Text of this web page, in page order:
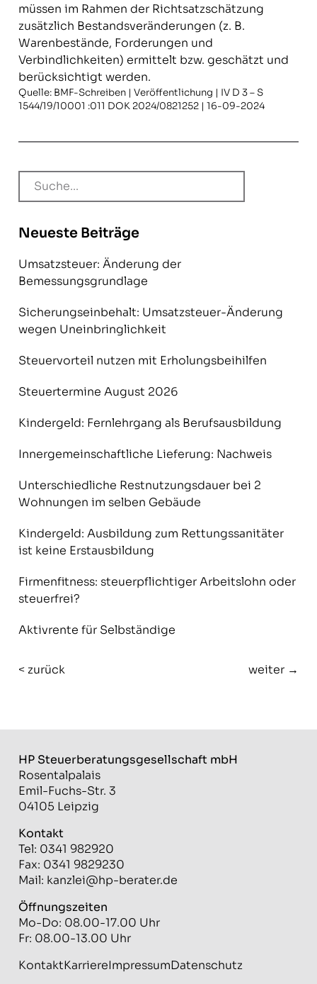
müssen im Rahmen der Richtsatzschätzung
zusätzlich Bestandsveränderungen (z. B.
Warenbestände, Forderungen und
Verbindlichkeiten) ermittelt bzw. geschätzt und
berücksichtigt werden.
Quelle: BMF-Schreiben | Veröffentlichung | IV D 3 – S
1544/19/10001 :011 DOK 2024/0821252 | 16-09-2024
Neueste Beiträge
Umsatzsteuer: Änderung der
Bemessungsgrundlage
Sicherungseinbehalt: Umsatzsteuer-Änderung
wegen Uneinbringlichkeit
Steuervorteil nutzen mit Erholungsbeihilfen
Steuertermine August 2026
Kindergeld: Fernlehrgang als Berufsausbildung
Innergemeinschaftliche Lieferung: Nachweis
Unterschiedliche Restnutzungsdauer bei 2
Wohnungen im selben Gebäude
Kindergeld: Ausbildung zum Rettungssanitäter
ist keine Erstausbildung
Firmenfitness: steuerpflichtiger Arbeitslohn oder
steuerfrei?
Aktivrente für Selbständige
< zurück weiter →
HP Steuerberatungs­gesellschaft mbH
Rosentalpalais
Emil-Fuchs-Str. 3
04105 Leipzig
Kontakt
Tel: 0341 982920
Fax: 0341 9829230
Mail: kanzlei@hp-berater.de
Öffnungszeiten
Mo-Do: 08.00-17.00 Uhr
Fr: 08.00-13.00 Uhr
KontaktKarriereImpressumDatenschutz